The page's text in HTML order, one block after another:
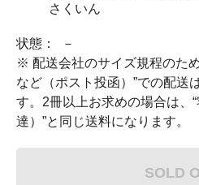
さくいん
状態： －
※ 配送会社のサイズ規程のた
など（ポスト投函）”での配送
す。2冊以上お求めの場合は、
達）”と同じ送料になります。
SOLD